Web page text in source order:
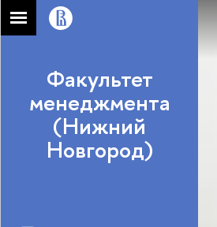
Факультет
менеджмента
(Нижний
Новгород)